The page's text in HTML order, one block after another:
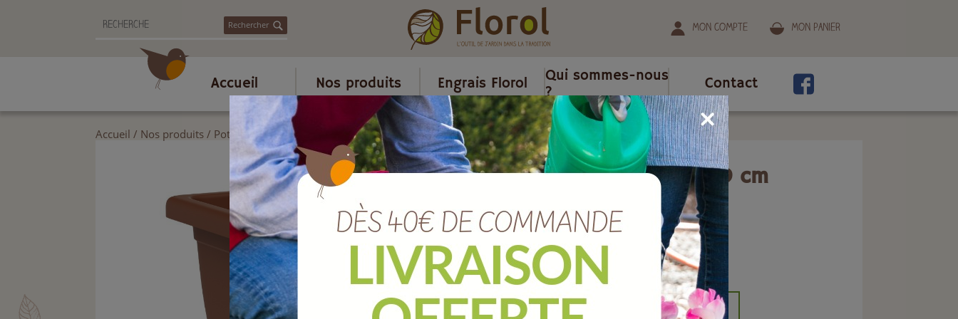
Rechercher Mon compte Mon panier
Accueil Nos produits Engrais Florol
Qui sommes-nous
?
Contact
Accueil / Nos produits / Poterie et accessoires Pot plastique/ Pot nazca argile 39x39 cm
Pot NAZCA argile 39x39 cm
Ref : 144039001
EAN :
8051560240094
Marque : TERAPLAST
Quantité :